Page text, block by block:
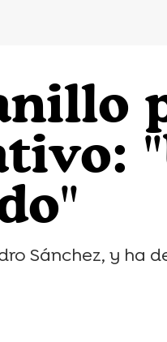
Sánchez, y ha